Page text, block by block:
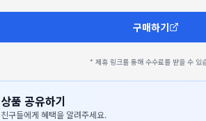
구매하기
* 제휴 링크를 통해 수수료를 받을 수 있
상품 공유하기
친구들에게 혜택을 알려주세요.